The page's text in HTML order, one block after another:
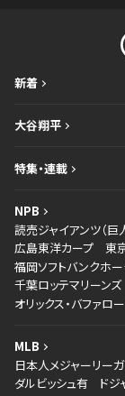
新着
大谷翔平
特集・連載
NPB
読売ジャイアンツ（巨
広島東洋カープ
東
福岡ソフトバンクホー
千葉ロッテマリーンズ
オリックス・バファロ
MLB
日本人メジャーリー
ダルビッシュ有
ドジ